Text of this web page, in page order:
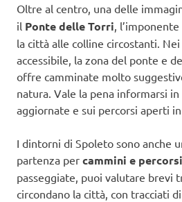
Oltre al centro, una delle
il Ponte delle Torri ,
la città alle colline circostanti.
accessibile, la zona del ponte e
offre camminate molto
natura. Vale la pena informarsi
aggiornate e sui percorsi aperti
I dintorni di Spoleto sono anche
partenza per cammini e
passeggiate, puoi valutare brevi
circondano la città, con tracciati